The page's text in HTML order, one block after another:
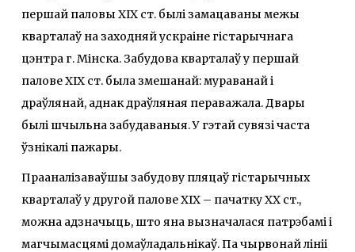
першай паловы ХІХ ст. былі замацаваны межы
кварталаў на заходняй ускраіне гістарычнага
цэнтра г. Мінска. Забудова кварталаў у першай
палове ХІХ ст. была змешанай: мураванай і
драўлянай, аднак драўляная пераважала. Двары
былі шчыльна забудаваныя. У гэтай сувязі часта
ўзнікалі пажары.
Прааналізаваўшы забудову пляцаў гістарычных
кварталаў у другой палове ХІХ – пачатку ХХ ст.,
можна адзначыць, што яна вызначалася патрэбамі і
магчымасцямі домаўладальнікаў. Па чырвонай лініі